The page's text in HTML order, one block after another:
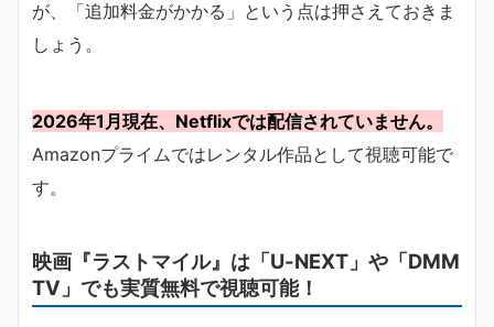
が、「追加料金がかかる」という点は押さえておきま
しょう。
2026年1月現在、Netflixでは配信されていません。
Amazonプライムではレンタル作品として視聴可能で
す。
映画『ラストマイル』は「U-NEXT」や「DMM
TV」でも実質無料で視聴可能！